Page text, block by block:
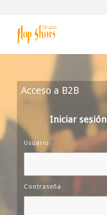
Acceso a B2B
Iniciar sesión
Usuario *
Contraseña *